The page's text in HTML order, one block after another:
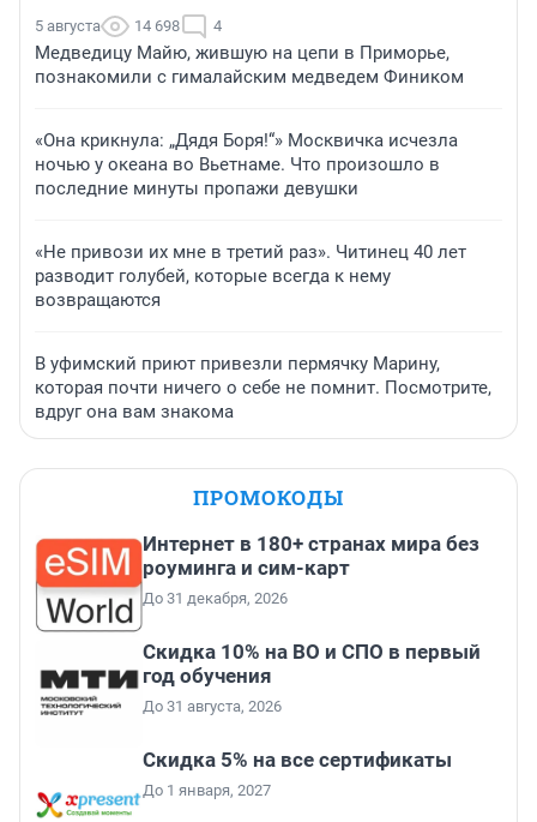
5 августа 14 698 4
Медведицу Майю, жившую на цепи в Приморье,
познакомили с гималайским медведем Фиником
«Она крикнула: „Дядя Боря!“» Москвичка исчезла
ночью у океана во Вьетнаме. Что произошло в
последние минуты пропажи девушки
«Не привози их мне в третий раз». Читинец 40 лет
разводит голубей, которые всегда к нему
возвращаются
В уфимский приют привезли пермячку Марину,
которая почти ничего о себе не помнит. Посмотрите,
вдруг она вам знакома
ПРОМОКОДЫ
Интернет в 180+ странах мира без
роуминга и сим-карт
До 31 декабря, 2026
Скидка 10% на ВО и СПО в первый
год обучения
До 31 августа, 2026
Скидка 5% на все сертификаты
До 1 января, 2027